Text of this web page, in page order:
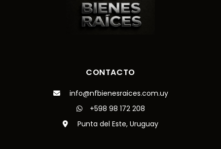
CONTACTO
info@nfbienesraices.com.uy
+598 98 172 208
Punta del Este, Uruguay